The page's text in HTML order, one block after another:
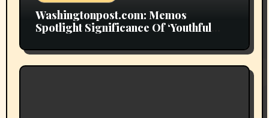
Washingtonpost.com: Memos
Spotlight Significance Of ‘Youthful